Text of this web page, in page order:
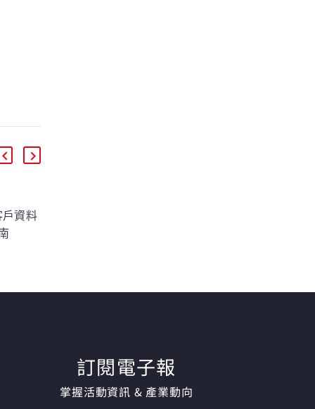
資料
資料搜集，包括每次點
擊、搜尋、購物籃變化
和購買。所有資料都被
訂閱電子報
掌握活動資訊 & 產業動向